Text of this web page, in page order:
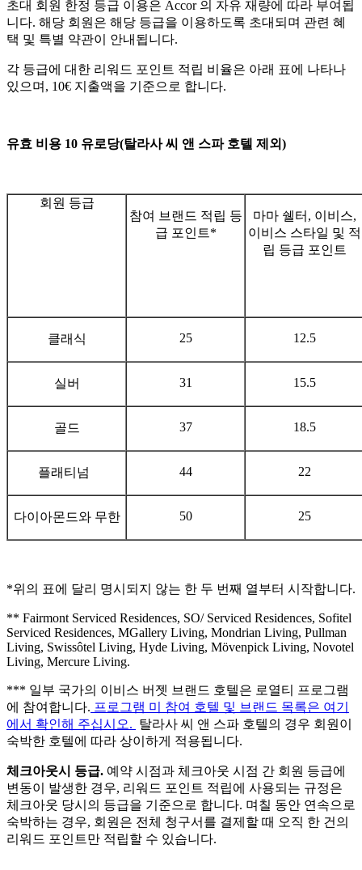
초대 회원 한정 등급 이용은 Accor 의 자유 재량에 따라 부여됩
니다. 해당 회원은 해당 등급을 이용하도록 초대되며 관련 혜
택 및 특별 약관이 안내됩니다.
각 등급에 대한 리워드 포인트 적립 비율은 아래 표에 나타나
있으며, 10€ 지출액을 기준으로 합니다.
유효 비용 10 유로당(탈라사 씨 앤 스파 호텔 제외)
회원 등급
참여 브랜드 적립 등
급 포인트*
마마 쉘터, 이비스,
이비스 스타일 및 적
립 등급 포인트
클래식 25 12.5
실버 31 15.5
골드 37 18.5
플래티넘 44 22
다이아몬드와 무한 50 25
*위의 표에 달리 명시되지 않는 한 두 번째 열부터 시작합니다.
** Fairmont Serviced Residences, SO/ Serviced Residences, Sofitel
Serviced Residences, MGallery Living, Mondrian Living, Pullman
Living, Swissôtel Living, Hyde Living, Mövenpick Living, Novotel
Living, Mercure Living.
*** 일부 국가의 이비스 버젯 브랜드 호텔은 로열티 프로그램
에 참여합니다. 프로그램 미 참여 호텔 및 브랜드 목록은 여기
에서 확인해 주십시오. 탈라사 씨 앤 스파 호텔의 경우 회원이
숙박한 호텔에 따라 상이하게 적용됩니다.
체크아웃시 등급. 예약 시점과 체크아웃 시점 간 회원 등급에
변동이 발생한 경우, 리워드 포인트 적립에 사용되는 규정은
체크아웃 당시의 등급을 기준으로 합니다. 며칠 동안 연속으로
숙박하는 경우, 회원은 전체 청구서를 결제할 때 오직 한 건의
리워드 포인트만 적립할 수 있습니다.